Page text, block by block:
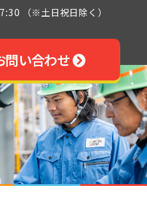
（※土日祝日除く）
問い合わせ